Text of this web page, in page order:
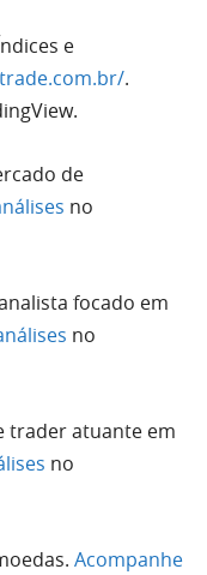
e
.
de
no
focado em
no
trader atuante em
no
Acompanhe